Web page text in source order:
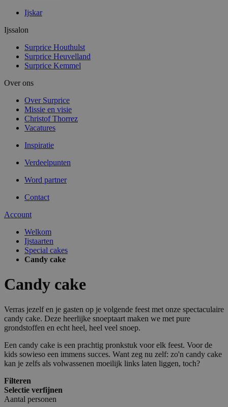
Ijskar
Ijssalon
Surprice Houthulst
Surprice Heuvelland
Surprice Kemmel
Over ons
Over Surprice
Missie en visie
Christof Thorrez
Vacatures
Inspiratie
Verdeelpunten
Word partner
Contact
Account
Welkom
Ijstaarten
Special cakes
Candy cake
Candy cake
Verras jezelf en je gasten op je volgende feest met onze spectaculaire
candy cake. Deze heerlijke snoeptaart maken we met pure
grondstoffen en echt heel, heel veel snoep.
Een candy cake is een prachtig pronkstuk voor elk feest. Voor de
kids sowieso een immens succes. Want zeg nu zelf: zo'n candy cake
kan je zelfs als volwassenen moeilijk links laten liggen, toch?
Filteren
Selectie verfijnen
Aantal personen